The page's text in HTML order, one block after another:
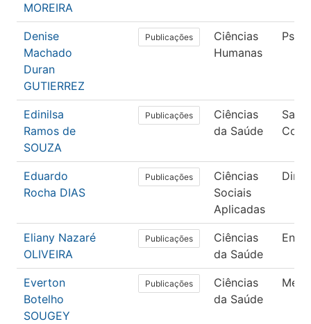
MOREIRA
Denise
Machado
Duran
GUTIERREZ
Publicações
Ciências
Humanas
Edinilsa
Ramos de
SOUZA
Publicações
Ciências
da Saúde
Eduardo
Rocha DIAS
Publicações
Ciências
Sociais
Aplicadas
Eliany Nazaré
OLIVEIRA
Publicações
Ciências
da Saúde
Everton
Botelho
SOUGEY
Publicações
Ciências
da Saúde